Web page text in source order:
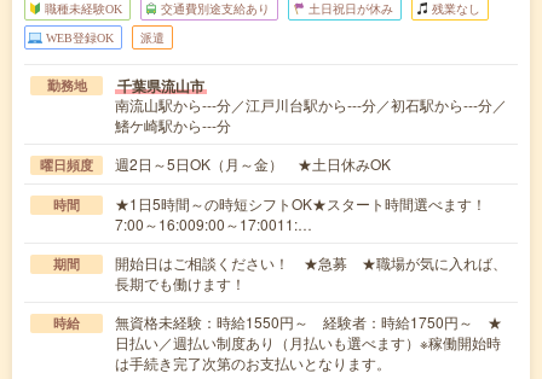
職種未経験OK 交通費別途支給あり 土日祝日が休み 残業なし
WEB登録OK 派遣
勤務地 千葉県流山市
南流山駅から---分／江戸川台駅から---分／初石駅から---分／
鰭ケ崎駅から---分
曜日頻度 週2日～5日OK（月～金） ★土日休みOK
時間
★1日5時間～の時短シフトOK★スタート時間選べます！
7:00～16:009:00～17:0011:…
期間
開始日はご相談ください！ ★急募 ★職場が気に入れば、
長期でも働けます！
時給
無資格未経験：時給1550円～ 経験者：時給1750円～ ★
日払い／週払い制度あり（月払いも選べます）※稼働開始時
は手続き完了次第のお支払いとなります。